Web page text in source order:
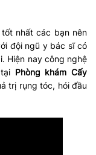
nhất các bạn nên
đội ngũ y bác sĩ có
Hiện nay công nghệ
Phòng khám Cấy
trị rụng tóc, hói đầu